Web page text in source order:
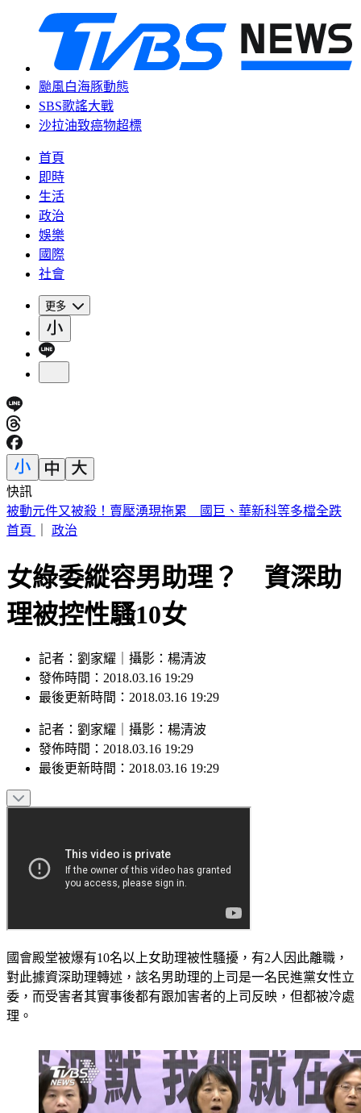
颱風白海豚動態
SBS歌謠大戰
沙拉油致癌物超標
首頁
即時
生活
政治
娛樂
國際
社會
更多
快訊
週五颱風假？白海豚颱風恐削北部陸地 暴風侵襲率又變了
首頁
政治
女綠委縱容男助理？ 資深助
理被控性騷10女
記者：劉家耀｜攝影：楊清波
發佈時間：2018.03.16 19:29
最後更新時間：2018.03.16 19:29
記者 ： 劉家耀 攝影 ： 楊清波
發佈時間： 2018.03.16 19:29
最後更新時間： 2018.03.16 19:29
國會殿堂被爆有10名以上女助理被性騷擾，有2人因此離職，
對此據資深助理轉述，該名男助理的上司是一名民進黨女性立
委，而受害者其實事後都有跟加害者的上司反映，但都被冷處
理。